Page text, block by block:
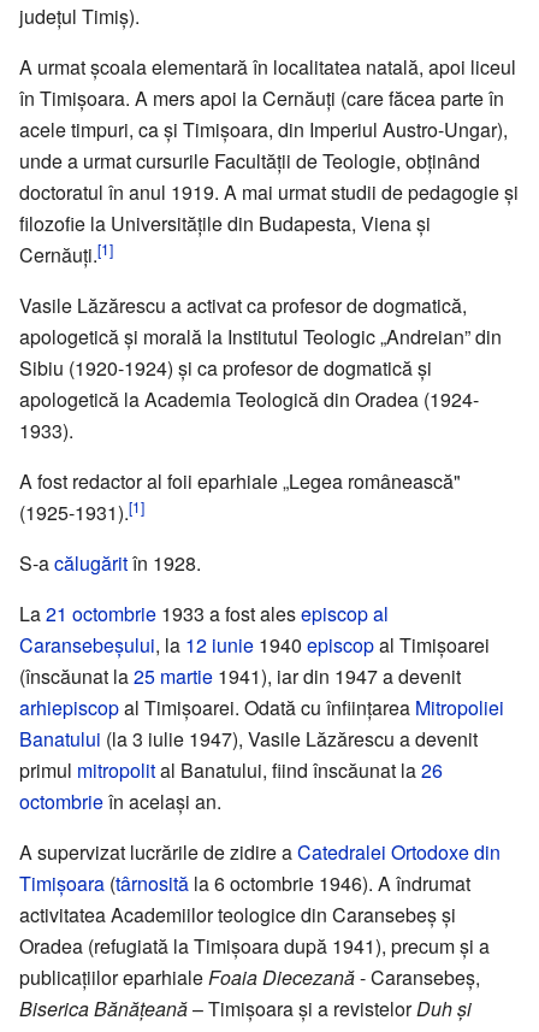
județul Timiș).
A urmat școala elementară în localitatea natală, apoi liceul
în Timișoara. A mers apoi la Cernăuți (care făcea parte în
acele timpuri, ca și Timișoara, din Imperiul Austro-Ungar),
unde a urmat cursurile Facultății de Teologie, obținând
doctoratul în anul 1919. A mai urmat studii de pedagogie și
filozofie la Universitățile din Budapesta, Viena și
Cernăuți.[1]
Vasile Lăzărescu a activat ca profesor de dogmatică,
apologetică și morală la Institutul Teologic „Andreian” din
Sibiu (1920-1924) și ca profesor de dogmatică și
apologetică la Academia Teologică din Oradea (1924-
1933).
A fost redactor al foii eparhiale „Legea românească"
(1925-1931).[1]
S-acălugăritîn 1928.
La21 octombrie 1933 a fost alesepiscop al
Caransebeșului, la 12 iunie 1940 episcopal Timișoarei
(înscăunat la25 martie 1941), iar din 1947 a devenit
arhiepiscopal Timișoarei. Odată cu înființarea Mitropoliei
Banatului (la 3 iulie 1947), Vasile Lăzărescu a devenit
primul mitropolital Banatului, fiind înscăunat la26
octombrieîn același an.
A supervizat lucrările de zidire aCatedralei Ortodoxe din
Timișoara (târnosită la 6 octombrie 1946). A îndrumat
activitatea Academiilor teologice din Caransebeș și
Oradea (refugiată la Timișoara după 1941), precum și a
publicațiilor eparhiale Foaia Diecezană- Caransebeș,
Biserica Bănățeană– Timișoara și a revistelorDuh și